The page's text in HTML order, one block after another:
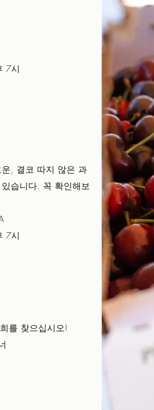
7시
, 결코 따지 않은 과
습니다. 꼭 확인해보
7시
를 찾으십시오!